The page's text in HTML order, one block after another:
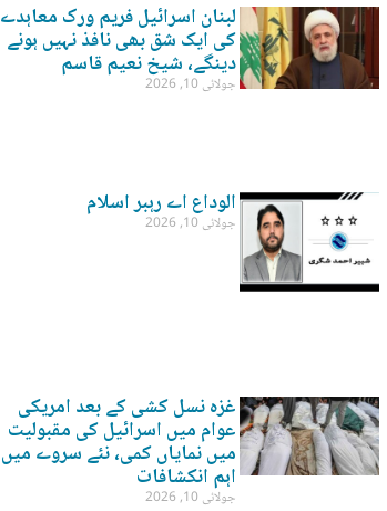
لبنان اسرائیل فریم ورک معاہدے
کی ایک شق بھی نافذ نہیں ہونے
دینگے، شیخ نعیم قاسم
جولائی 10, 2026
الوداع اے رہبر اسلام
جولائی 10, 2026
غزہ نسل کشی کے بعد امریکی
عوام میں اسرائیل کی مقبولیت
میں نمایاں کمی، نئے سروے میں
اہم انکشافات
جولائی 10, 2026